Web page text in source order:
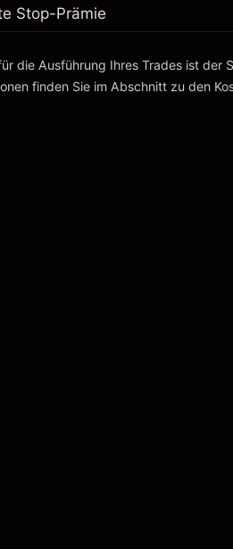
mit Hebelwirkung
~ $$99,000.00
aus fremdfinanzierten
~ $
$99,000.00
Stop-Prämie
die Ausführung Ihres Trades ist
finden Sie im Abschnitt zu den